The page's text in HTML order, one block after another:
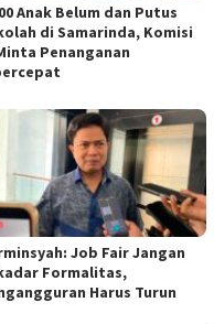
Anak Belum dan Putus
di Samarinda, Komisi
Penanganan
Job Fair Jangan
Formalitas,
Harus Turun